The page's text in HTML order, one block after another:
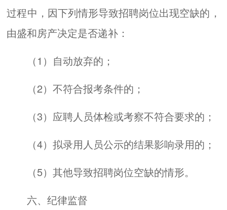
过程中，因下列情形导致招聘岗位出现空缺的，
由盛和房产决定是否递补：
（1）自动放弃的；
（2）不符合报考条件的；
（3）应聘人员体检或考察不符合要求的；
（4）拟录用人员公示的结果影响录用的；
（5）其他导致招聘岗位空缺的情形。
六、纪律监督